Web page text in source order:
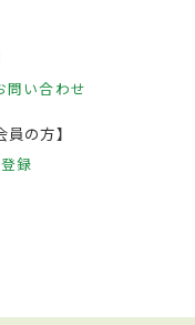
問い合わせ
の方】
録